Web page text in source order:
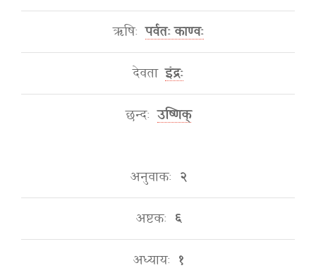
ऋषिः पर्वतः काण्वः
देवता इंद्रः
छन्दः उष्णिक्
अनुवाकः २
अष्टकः ६
अध्यायः १